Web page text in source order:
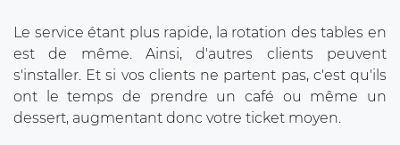
Le service étant plus rapide, la rotation des tables en
est de même. Ainsi, d'autres clients peuvent
s'installer. Et si vos clients ne partent pas, c'est qu'ils
ont le temps de prendre un café ou même un
dessert, augmentant donc votre ticket moyen.